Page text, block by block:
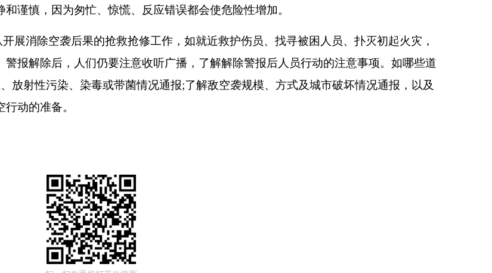
谨慎，因为匆忙、惊慌、反应错误都会使危险性增加。
展消除空袭后果的抢救抢修工作，如就近救护伤员、找寻被困人员、扑灭初起火灾，
报解除后，人们仍要注意收听广播，了解解除警报后人员行动的注意事项。如哪些道
放射性污染、染毒或带菌情况通报;了解敌空袭规模、方式及城市破坏情况通报，以及
动的准备。